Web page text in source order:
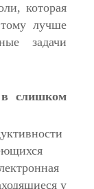
которая
лучше
задачи
слишком
у